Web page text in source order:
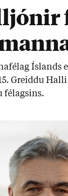
Ís­lands
Greiddu
fé­lags­ins.